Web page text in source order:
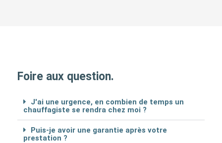
Foire aux question.
J'ai une urgence, en combien de temps un
chauffagiste se rendra chez moi ?
Puis-je avoir une garantie après votre
prestation ?